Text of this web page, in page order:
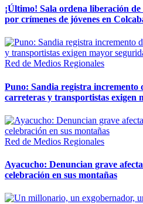
¡Último! Sala ordena liberación
por crímenes de jóvenes en
Red de Medios Regionales
Puno: Sandia registra incremento
carreteras y transportistas exigen
Red de Medios Regionales
Ayacucho: Denuncian grave
celebración en sus montañas